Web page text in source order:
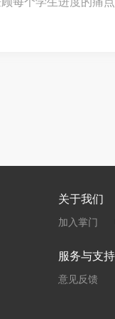
关于我们
加入掌门
服务与支持
意见反馈